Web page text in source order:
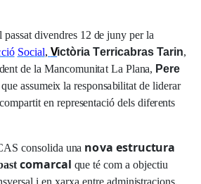
lpassatdivendres 1 2 dejunyperla
ió Social, VictòriaTerricabras Tarin,
dentdela Mancomunitat La Plana, Pere
que assumeixlaresponsabilitatdeliderar
compartit en representaciódelsdiferents
ASconsolida una nova estructura
ast comarcal que técom aobjectiu
versal ien xarxa entre administracions,